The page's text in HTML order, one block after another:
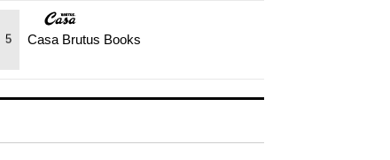
5 Casa Brutus Books